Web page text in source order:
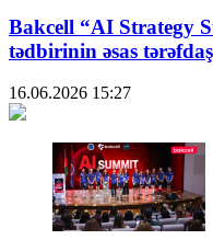
Bakcell “AI Strategy
tədbirinin əsas
16.06.2026 15:27